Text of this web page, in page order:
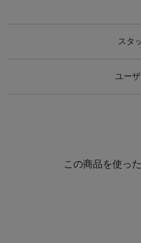
スタ
ユー